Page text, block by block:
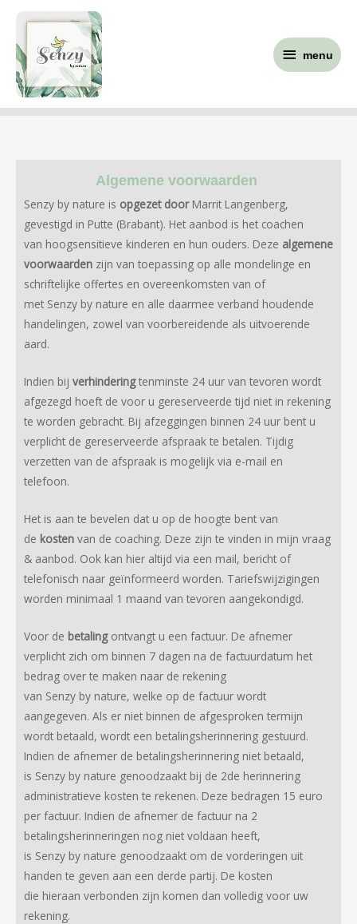
inhoud
menu
Algemene voorwaarden
Senzy by nature is opgezet door Marrit Langenberg,
gevestigd in Putte (Brabant). Het aanbod is het coachen
van hoogsensitieve kinderen en hun ouders. Deze algemene
voorwaarden zijn van toepassing op alle mondelinge en
schriftelijke offertes en overeenkomsten van of
met Senzy by nature en alle daarmee verband houdende
handelingen, zowel van voorbereidende als uitvoerende
aard.
Indien bij verhinderingtenminste 24 uur van tevoren wordt
afgezegd hoeft de voor u gereserveerde tijd niet in rekening
te worden gebracht. Bij afzeggingen binnen 24 uur bent u
verplicht de gereserveerde afspraak te betalen. Tijdig
verzetten van de afspraak is mogelijk via e-mail en
telefoon.
Het is aan te bevelen dat u op de hoogte bent van
de kosten van de coaching. Deze zijn te vinden in mijn vraag
& aanbod. Ook kan hier altijd via een mail, bericht of
telefonisch naar geïnformeerd worden. Tariefswijzigingen
worden minimaal 1 maand van tevoren aangekondigd.
Voor de betaling ontvangt u een factuur. De afnemer
verplicht zich om binnen 7 dagen na de factuurdatum het
bedrag over te maken naar de rekening
van Senzy by nature, welke op de factuur wordt
aangegeven. Als er niet binnen de afgesproken termijn
wordt betaald, wordt een betalingsherinnering gestuurd.
Indien de afnemer de betalingsherinnering niet betaald,
is Senzy by nature genoodzaakt bij de 2de herinnering
administratieve kosten te rekenen. Deze bedragen 15 euro
per factuur. Indien de afnemer de factuur na 2
betalingsherinneringen nog niet voldaan heeft,
is Senzy by nature genoodzaakt om de vorderingen uit
handen te geven aan een derde partij. De kosten
die hieraan verbonden zijn komen dan volledig voor uw
rekening.